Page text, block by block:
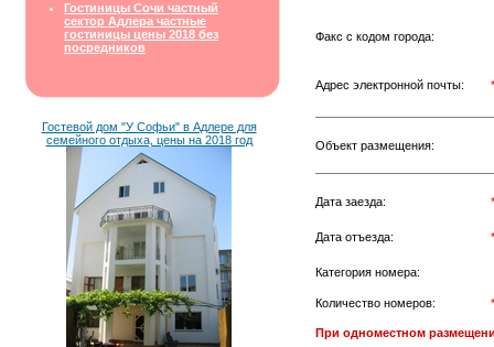
Гостиницы Сочи частный
сектор Адлера частные
гостиницы цены 2018 без
посредников
Гостевой дом "У Софьи" в Адлере для
семейного отдыха, цены на 2018 год
Факс с кодом города:
Адрес электронной почты: *
Объект размещения:
Дата заезда: *
Дата отъезда: *
Категория номера:
Количество номеров: *
При одноместном